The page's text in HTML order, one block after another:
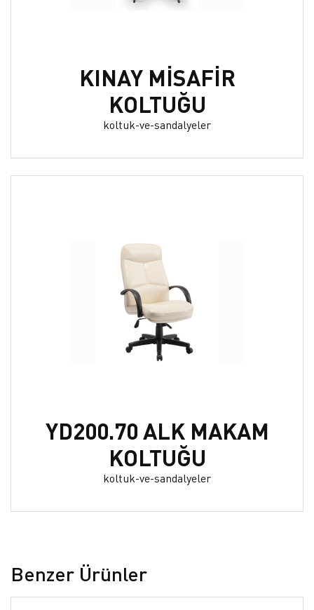
KINAY MİSAFİR
KOLTUĞU
koltuk-ve-sandalyeler
YD200.70 ALK MAKAM
KOLTUĞU
koltuk-ve-sandalyeler
Benzer Ürünler